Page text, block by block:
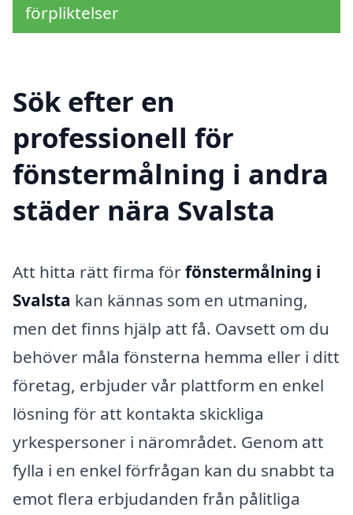
förpliktelser
Sök efter en
professionell för
fönstermålning i andra
städer nära Svalsta
Att hitta rätt firma förfönstermålning i
Svalsta kan kännas som en utmaning,
men det finns hjälp att få. Oavsett om du
behöver måla fönsterna hemma eller i ditt
företag, erbjuder vår plattform en enkel
lösning för att kontakta skickliga
yrkespersoner i närområdet. Genom att
fylla i en enkel förfrågan kan du snabbt ta
emot flera erbjudanden från pålitliga